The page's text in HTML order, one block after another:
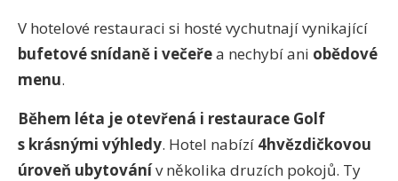
V hotelové restauraci si hosté vychutnají vynikající
bufetové snídaně i večeřea nechybí ani obědové
menu.
Během léta je otevřená i restaurace Golf
s krásnými výhledy. Hotel nabízí 4hvězdičkovou
úroveň ubytovánív několika druzích pokojů. Ty